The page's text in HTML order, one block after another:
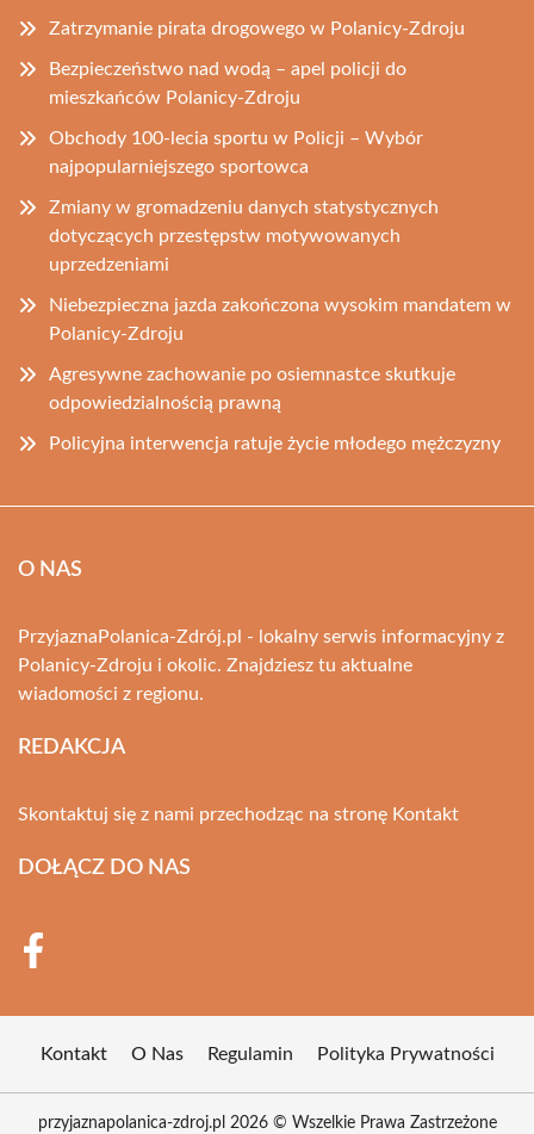
Zatrzymanie pirata drogowego w Polanicy-Zdroju
Bezpieczeństwo nad wodą – apel policji do
mieszkańców Polanicy-Zdroju
Obchody 100-lecia sportu w Policji – Wybór
najpopularniejszego sportowca
Zmiany w gromadzeniu danych statystycznych
dotyczących przestępstw motywowanych
uprzedzeniami
Niebezpieczna jazda zakończona wysokim mandatem w
Polanicy-Zdroju
Agresywne zachowanie po osiemnastce skutkuje
odpowiedzialnością prawną
Policyjna interwencja ratuje życie młodego mężczyzny
O NAS
PrzyjaznaPolanica-Zdrój.pl - lokalny serwis informacyjny z
Polanicy-Zdroju i okolic. Znajdziesz tu aktualne
wiadomości z regionu.
REDAKCJA
Skontaktuj się z nami przechodząc na stronę Kontakt
DOŁĄCZ DO NAS
Kontakt O Nas Regulamin Polityka Prywatności
przyjaznapolanica-zdroj.pl 2026 © Wszelkie Prawa Zastrzeżone